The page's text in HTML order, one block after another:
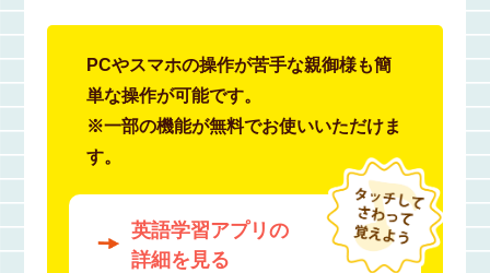
PCやスマホの操作が苦手な親御様も簡
単な操作が可能です。
※一部の機能が無料でお使いいただけま
す。
英語学習アプリの
詳細を見る